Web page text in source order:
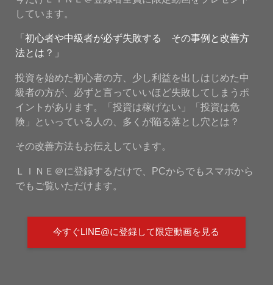
しています。
「初心者や中級者が必ず失敗する その事例と改善方
法とは？」
投資を始めた初心者の方、少し利益を出しはじめた中
級者の方が、必ずと言っていいほど失敗してしまうポ
イントがあります。「投資は稼げない」「投資は危
険」といっている人の、多くが陥る落とし穴とは？
その改善方法もお伝えしています。
ＬＩＮＥ＠に登録するだけで、PCからでもスマホから
でもご覧いただけます。
今すぐLINE@に登録して限定動画を見る